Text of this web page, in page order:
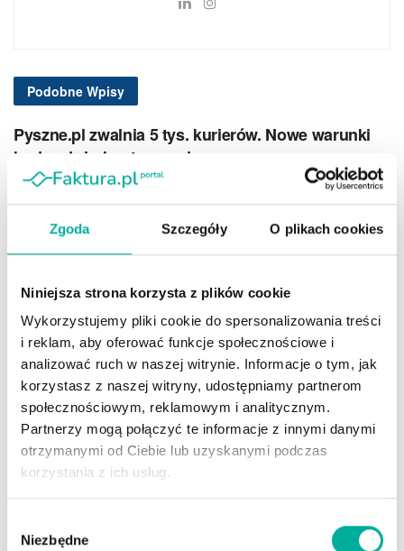
Zgoda Szczegóły O plikach cookies
Niniejsza strona korzysta z plików cookie
Wykorzystujemy pliki cookie do spersonalizowania treści
i reklam, aby oferować funkcje społecznościowe i
analizować ruch w naszej witrynie. Informacje o tym, jak
korzystasz z naszej witryny, udostępniamy partnerom
społecznościowym, reklamowym i analitycznym.
Partnerzy mogą połączyć te informacje z innymi danymi
otrzymanymi od Ciebie lub uzyskanymi podczas
korzystania z ich usług.
zgody
Niezbędne
Podobne Wpisy
Pyszne.pl zwalnia 5 tys. kurierów. Nowe warunki
budzą duże kontrowersje
AUTOR DOMINIK BOŻEK 2026-08-05
Pyszne.pl rozpoczęło zwalnianie około 5 tys. kurierów i kurierek.
Do końca sierpnia firma zamierza zakończyć dotychczasowy
model współpracy, w którym dostawy organizowała przez własną
spółkę. Kurierzy będą mogli nadal rozwozić zamówienia, ale za
firmom. Nowy system przenosi na kurierów większą część ryzyka